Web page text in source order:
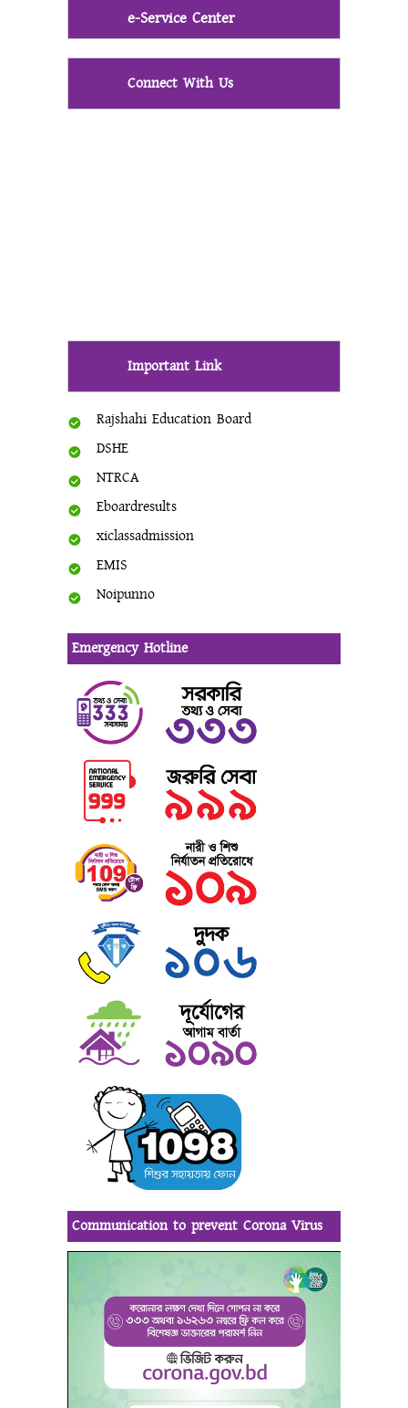
e-Service Center
Connect With Us
Important Link
Rajshahi Education Board
DSHE
NTRCA
Eboardresults
xiclassadmission
EMIS
Noipunno
Emergency Hotline
Communication to prevent Corona Virus